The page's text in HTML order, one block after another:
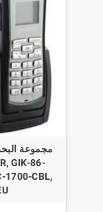
GIK-86-
1700-CBL,